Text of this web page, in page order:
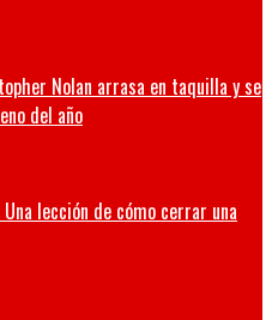
Nolan arrasa en taquilla y se
del año
lección de cómo cerrar una